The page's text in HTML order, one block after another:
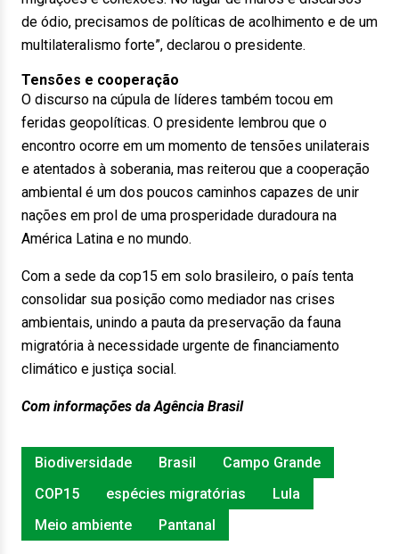
de ódio, precisamos de políticas de acolhimento e de um
multilateralismo forte”, declarou o presidente.
Tensões e cooperação
O discurso na cúpula de líderes também tocou em
feridas geopolíticas. O presidente lembrou que o
encontro ocorre em um momento de tensões unilaterais
e atentados à soberania, mas reiterou que a cooperação
ambiental é um dos poucos caminhos capazes de unir
nações em prol de uma prosperidade duradoura na
América Latina e no mundo.
Com a sede da cop15 em solo brasileiro, o país tenta
consolidar sua posição como mediador nas crises
ambientais, unindo a pauta da preservação da fauna
migratória à necessidade urgente de financiamento
climático e justiça social.
Com informações da Agência Brasil
Biodiversidade Brasil
Campo Grande
COP15
espécies migratórias
Lula
Meio ambiente
Pantanal